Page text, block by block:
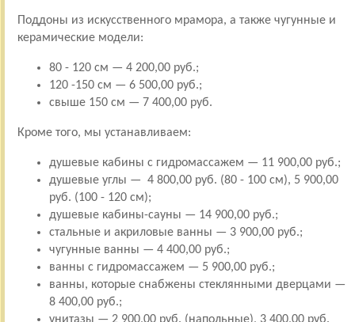
Поддоны из искусственного мрамора, а также чугунные и
керамические модели:
80 - 120 см — 4 200,00 руб.;
120 -150 см — 6 500,00 руб.;
свыше 150 см — 7 400,00 руб.
Кроме того, мы устанавливаем:
душевые кабины с гидромассажем — 11 900,00 руб.;
душевые углы — 4 800,00 руб. (80 - 100 см), 5 900,00
руб. (100 - 120 см);
душевые кабины-сауны — 14 900,00 руб.;
стальные и акриловые ванны — 3 900,00 руб.;
чугунные ванны — 4 400,00 руб.;
ванны с гидромассажем — 5 900,00 руб.;
ванны, которые снабжены стеклянными дверцами —
8 400,00 руб.;
унитазы — 2 900,00 руб. (напольные), 3 400,00 руб.